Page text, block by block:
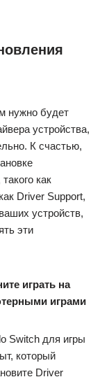
нужно будет
устройства,
К счастью,
как
Driver Support,
устройств,
эти
играть на
играми
Switch для игры
который
Driver